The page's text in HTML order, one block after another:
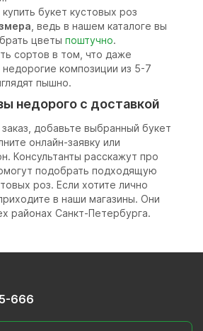
букет кустовых роз
, ведь в нашем каталоге вы
цветы поштучно.
сортов в том, что даже
композиции из 5-7
пышно.
недорого с доставкой
добавьте выбранный букет
онлайн-заявку или
Консультанты расскажут про
подобрать подходящую
роз. Если хотите лично
в наши магазины. Они
районах Санкт-Петербурга.
666